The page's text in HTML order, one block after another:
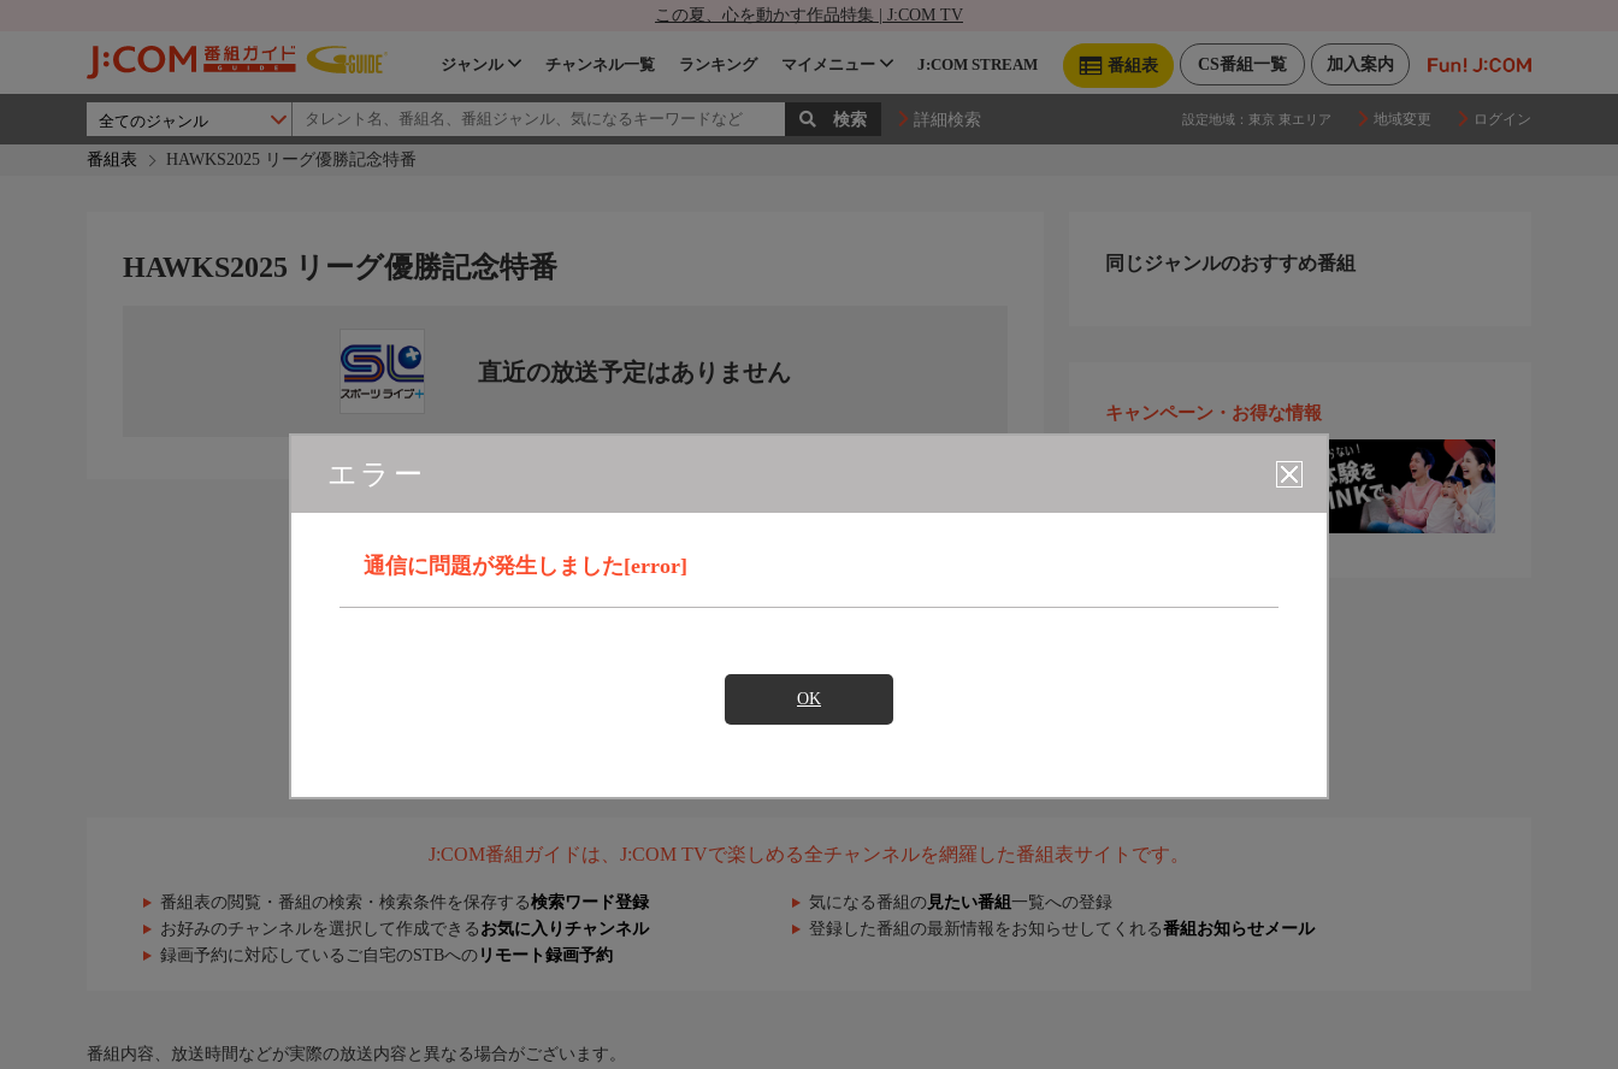
この夏、心を動かす作品特集 | J:COM TV
加入案内
CS番組一覧
番組表
ジャンル チャンネル一覧 ランキング マイメニュー J:COM STREAM
詳細検索 設定地域： 東京 東エリア 地域変更 ログイン
番組表 HAWKS2025 リーグ優勝記念特番
エラー
通信に問題が発生しました[error]
OK
HAWKS2025 リーグ優勝記念特番
直近の放送予定はありません
同じジャンルのおすすめ番組
キャンペーン・お得な情報
J:COM番組ガイドは、J:COM TVで楽しめる全チャンネルを網羅した番組表サイトです。
番組表の閲覧・番組の検索・検索条件を保存する検索ワード登録 気になる番組の 見たい番組 一覧への登録
お好みのチャンネルを選択して作成できる お気に入りチャンネル 登録した番組の最新情報をお知らせしてくれる番組お知らせメール
録画予約に対応しているご自宅のSTBへの リモート録画予約
番組内容、放送時間などが実際の放送内容と異なる場合がございます。